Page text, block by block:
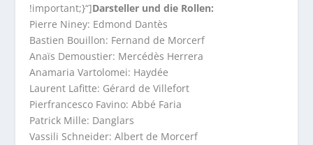
!important;}“]Darsteller und die Rollen:
Pierre Niney: Edmond Dantès
Bastien Bouillon: Fernand de Morcerf
Anaïs Demoustier: Mercédès Herrera
Anamaria Vartolomei: Haydée
Laurent Lafitte: Gérard de Villefort
Pierfrancesco Favino: Abbé Faria
Patrick Mille: Danglars
Vassili Schneider: Albert de Morcerf